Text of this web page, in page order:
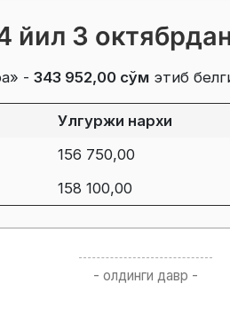
йил 3
- 343 952,00 сўм этиб
Улгуржи нархи
156 750,00
158 100,00
- олдинги давр -